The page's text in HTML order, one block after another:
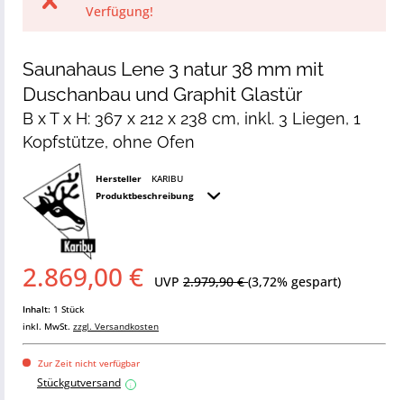
Verfügung!
Saunahaus Lene 3 natur 38 mm mit
Duschanbau und Graphit Glastür
B x T x H: 367 x 212 x 238 cm, inkl. 3 Liegen, 1
Kopfstütze, ohne Ofen
Hersteller
KARIBU
Produktbeschreibung
2.869,00 € UVP 2.979,90 €(3,72% gespart)
Inhalt: 1 Stück
inkl. MwSt. zzgl. Versandkosten
Zur Zeit nicht verfügbar
Stückgutversand i